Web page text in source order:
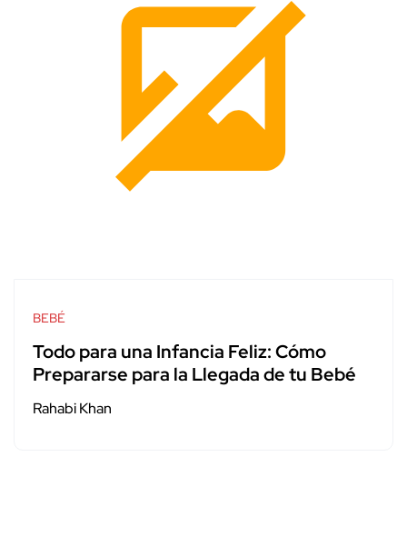
BEBÉ
Todo para una Infancia Feliz: Cómo
Prepararse para la Llegada de tu Bebé
Rahabi Khan